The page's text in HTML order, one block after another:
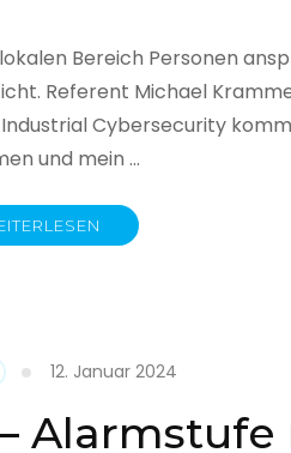
Bereich Personen
Referent Michael
Cybersecurity
und mein …
12. Januar 2024
Alarmstufe